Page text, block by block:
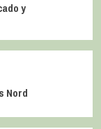
y
Nord